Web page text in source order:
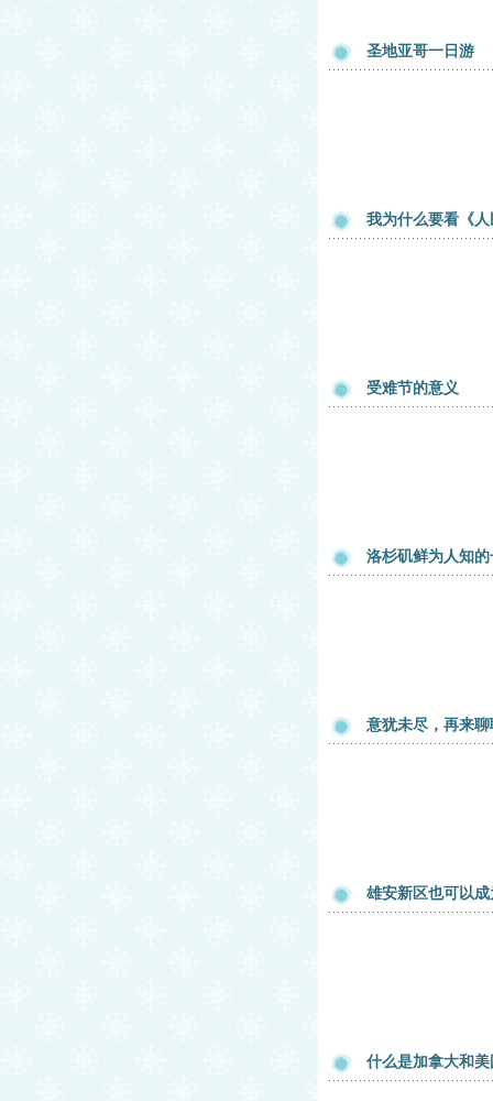
圣地亚哥一日游
我为什么要看《
受难节的意义
洛杉矶鲜为人知的
意犹未尽，再来
雄安新区也可以
什么是加拿大和